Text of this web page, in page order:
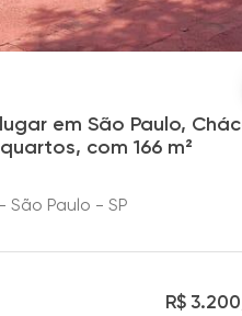
em São Paulo,
com 166 m²
São Paulo - SP
R$ 3.200